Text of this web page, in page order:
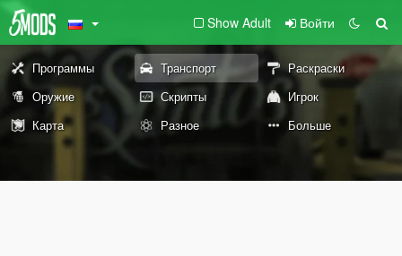
Show Adult Войти
Программы Транспорт
Раскраски
Оружие
Скрипты
Игрок
Карта
Разное Больше